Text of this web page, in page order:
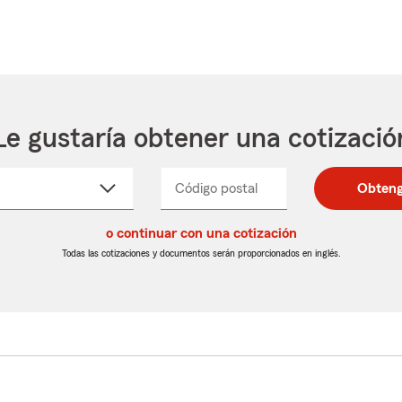
gustaría obtener una
Código postal
postal
de
postal
de
_____
o continuar con una cotización
Todas las cotizaciones y documentos serán proporcionados en inglés.